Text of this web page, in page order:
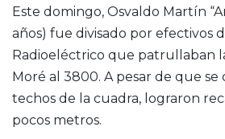
Este domingo, Osvaldo Martín
años) fue divisado por efectivos
Radioeléctrico que patrullaban
Moré al 3800. A pesar de que se
techos de la cuadra, lograron
pocos metros.